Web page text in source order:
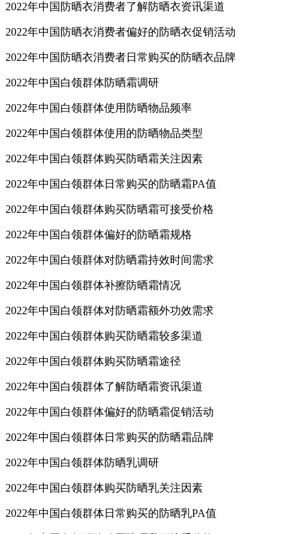
2022年中国防晒衣消费者了解防晒衣资讯渠道
2022年中国防晒衣消费者偏好的防晒衣促销活动
2022年中国防晒衣消费者日常购买的防晒衣品牌
2022年中国白领群体防晒霜调研
2022年中国白领群体使用防晒物品频率
2022年中国白领群体使用的防晒物品类型
2022年中国白领群体购买防晒霜关注因素
2022年中国白领群体日常购买的防晒霜PA值
2022年中国白领群体购买防晒霜可接受价格
2022年中国白领群体偏好的防晒霜规格
2022年中国白领群体对防晒霜持效时间需求
2022年中国白领群体补擦防晒霜情况
2022年中国白领群体对防晒霜额外功效需求
2022年中国白领群体购买防晒霜较多渠道
2022年中国白领群体购买防晒霜途径
2022年中国白领群体了解防晒霜资讯渠道
2022年中国白领群体偏好的防晒霜促销活动
2022年中国白领群体日常购买的防晒霜品牌
2022年中国白领群体防晒乳调研
2022年中国白领群体购买防晒乳关注因素
2022年中国白领群体日常购买的防晒乳PA值